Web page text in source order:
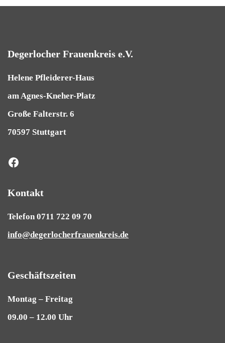
Degerlocher Frauenkreis e.V.
Helene Pfleiderer-Haus
am Agnes-Kneher-Platz
Große Falterstr. 6
70597 Stuttgart
Kontakt
Telefon 0711 722 09 70
info@degerlocherfrauenkreis.de
Geschäftszeiten
Montag – Freitag
09.00 – 12.00 Uhr